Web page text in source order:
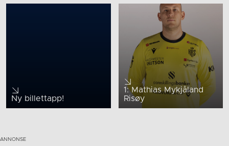
Ny billettapp!
1: Mathias Mykjåland
Risøy